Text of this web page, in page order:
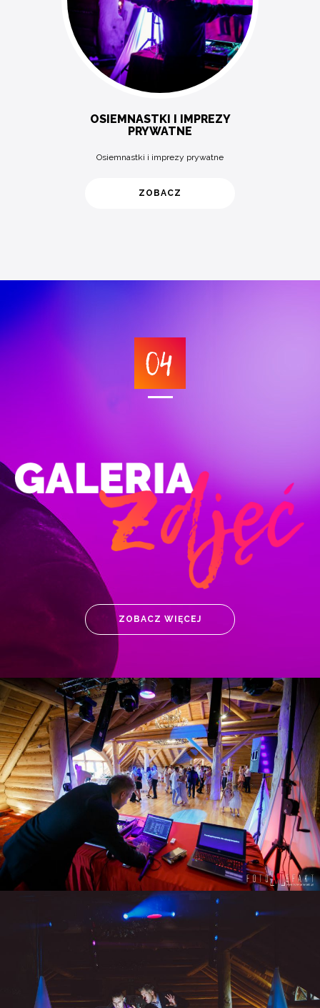
OSIEMNASTKI I IMPREZY
PRYWATNE
Osiemnastki i imprezy prywatne
ZOBACZ
ZOBACZ WIĘCEJ
ZOBACZ POWIĘKSZENIE
ZOBACZ POWIĘKSZENIE
ZOBACZ POWIĘKSZENIE